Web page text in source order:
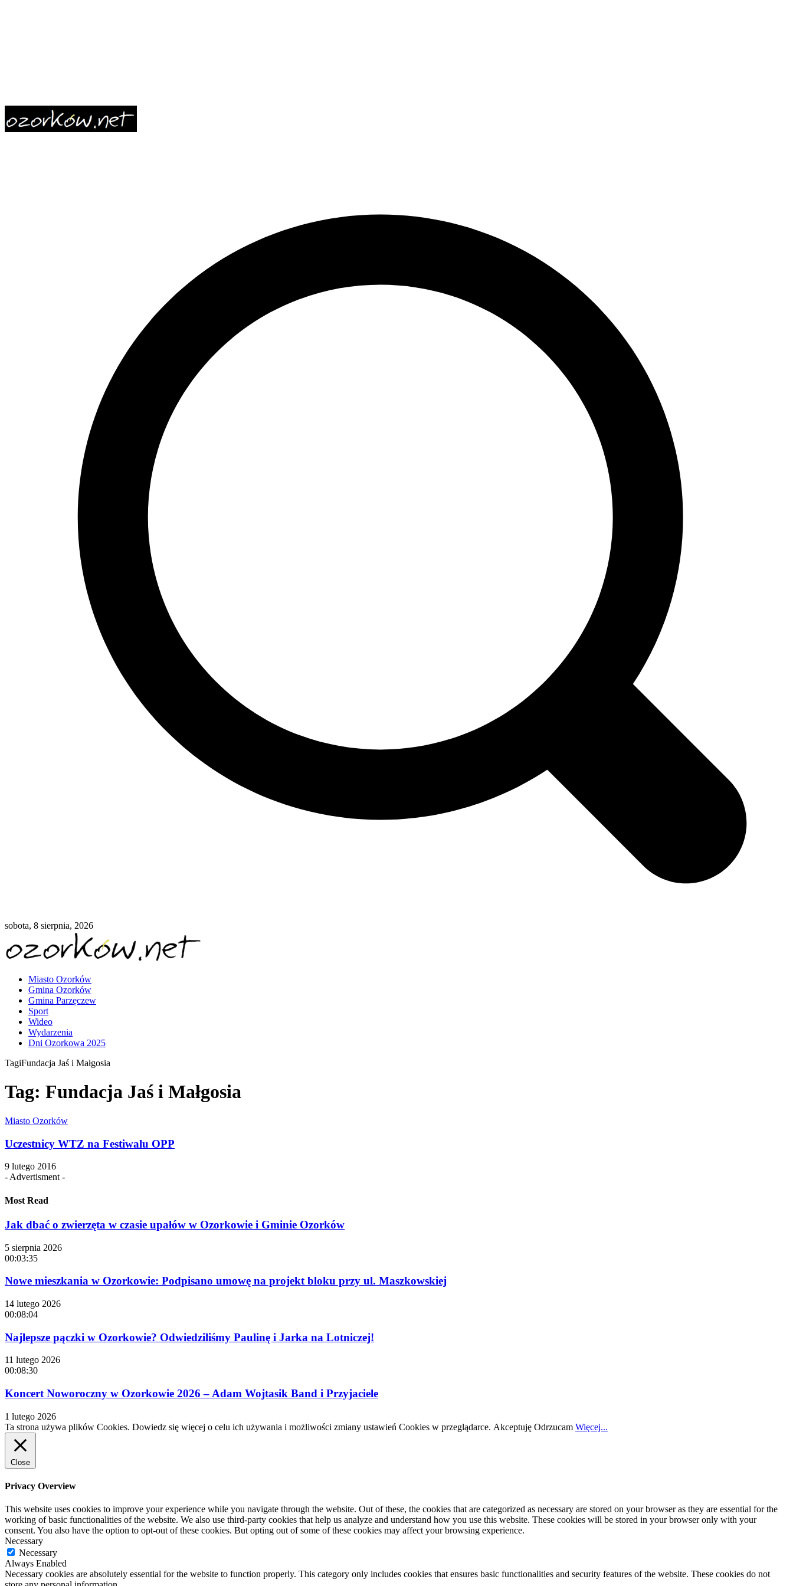
sobota, 8 sierpnia, 2026
Miasto Ozorków
Gmina Ozorków
Gmina Parzęczew
Sport
Wideo
Wydarzenia
Dni Ozorkowa 2025
TagiFundacja Jaś i Małgosia
Tag: Fundacja Jaś i Małgosia
Miasto Ozorków
Uczestnicy WTZ na Festiwalu OPP
9 lutego 2016
- Advertisment -
Most Read
Jak dbać o zwierzęta w czasie upałów w Ozorkowie i Gminie Ozorków
5 sierpnia 2026
00:03:35
Nowe mieszkania w Ozorkowie: Podpisano umowę na projekt bloku przy ul. Maszkowskiej
14 lutego 2026
00:08:04
Najlepsze pączki w Ozorkowie? Odwiedziliśmy Paulinę i Jarka na Lotniczej!
11 lutego 2026
00:08:30
Koncert Noworoczny w Ozorkowie 2026 – Adam Wojtasik Band i Przyjaciele
1 lutego 2026
Ta strona używa plików Cookies. Dowiedz się więcej o celu ich używania i możliwości zmiany ustawień Cookies w przeglądarce. Akceptuję Odrzucam Więcej...
Close
Privacy Overview
This website uses cookies to improve your experience while you navigate through the website. Out of these, the cookies that are categorized as necessary are stored on your browser as they are essential for the
working of basic functionalities of the website. We also use third-party cookies that help us analyze and understand how you use this website. These cookies will be stored in your browser only with your
consent. You also have the option to opt-out of these cookies. But opting out of some of these cookies may affect your browsing experience.
Necessary
Necessary
Always Enabled
Necessary cookies are absolutely essential for the website to function properly. This category only includes cookies that ensures basic functionalities and security features of the website. These cookies do not